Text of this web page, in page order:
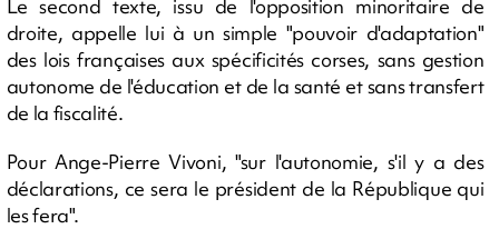
Le second texte, issu de l'opposition minoritaire de
droite, appelle lui à un simple "pouvoir d'adaptation"
des lois françaises aux spécificités corses, sans gestion
autonome de l'éducation et de la santé et sans transfert
de la fiscalité.
Pour Ange-Pierre Vivoni, "sur l'autonomie, s'il y a des
déclarations, ce sera le président de la République qui
les fera".